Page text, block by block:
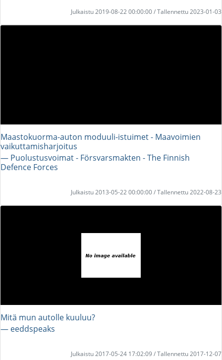
Julkaistu 2019-08-22 00:00:00 / Tallennettu 2023-01-03
Maastokuorma-auton moduuli-istuimet - Maavoimien
vaikuttamisharjoitus
― Puolustusvoimat - Försvarsmakten - The Finnish
Defence Forces
Julkaistu 2013-05-22 00:00:00 / Tallennettu 2022-08-23
Mitä mun autolle kuuluu?
― eeddspeaks
Julkaistu 2017-05-24 17:02:09 / Tallennettu 2017-12-07